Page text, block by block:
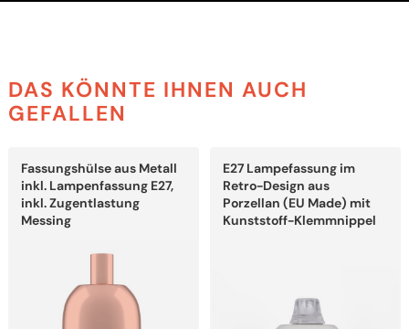
DAS KÖNNTE IHNEN AUCH
GEFALLEN
Fassungshülse aus Metall
inkl. Lampenfassung E27,
inkl. Zugentlastung
Messing
Produkt
weist
mehrere
Varianten
auf.
Produktseite
E27 Lampefassung im
Retro-Design aus
Porzellan (EU Made) mit
Kunststoff-Klemmnippel
Produkt
weist
mehrere
Varianten
auf.